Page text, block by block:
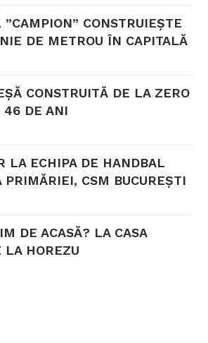
”CAMPION” CONSTRUIEȘTE
DE METROU ÎN CAPITALĂ
CONSTRUITĂ DE LA ZERO
DE ANI
LA ECHIPA DE HANDBAL
PRIMĂRIEI, CSM BUCUREȘTI
DE ACASĂ? LA CASA
LA HOREZU